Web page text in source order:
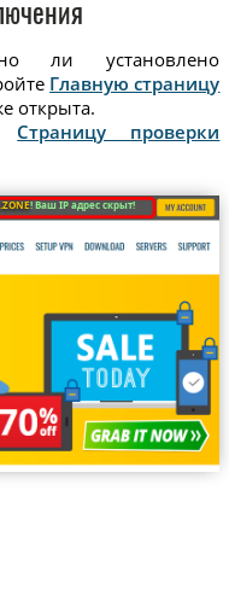
ли установлено
Главную страницу
открыта.
Страницу проверки
.ZONE! Ваш IP адрес скрыт!